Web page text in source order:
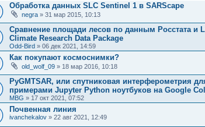
Обработка данных SLC Sentinel 1 в SARScape
negra » 31 мар 2015, 10:13
Сравнение площади лесов по данным Росстата и
Climate Research Data Package
Odd-Bird » 06 дек 2021, 14:59
Как покупают космоснимки?
old_wolf_09 » 18 мар 2016, 10:18
PyGMTSAR, или спутниковая интерферометрия
примерами Jupyter Python ноутбуков на Google
MBG » 17 окт 2021, 07:52
Почвенная линия
ivanchekalov » 22 авг 2021, 12:49